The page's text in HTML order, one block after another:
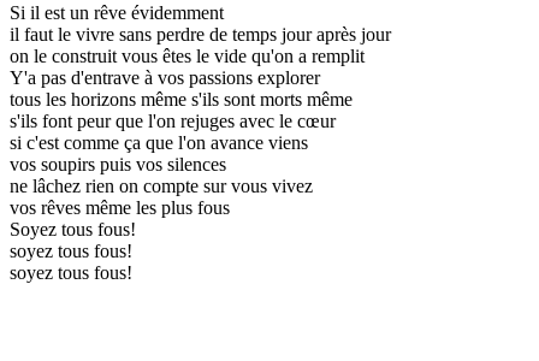
Si il est un rêve évidemment
il faut le vivre sans perdre de temps jour après jour
on le construit vous êtes le vide qu'on a remplit
Y'a pas d'entrave à vos passions explorer
tous les horizons même s'ils sont morts même
s'ils font peur que l'on rejuges avec le cœur
si c'est comme ça que l'on avance viens
vos soupirs puis vos silences
ne lâchez rien on compte sur vous vivez
vos rêves même les plus fous
Soyez tous fous!
soyez tous fous!
soyez tous fous!